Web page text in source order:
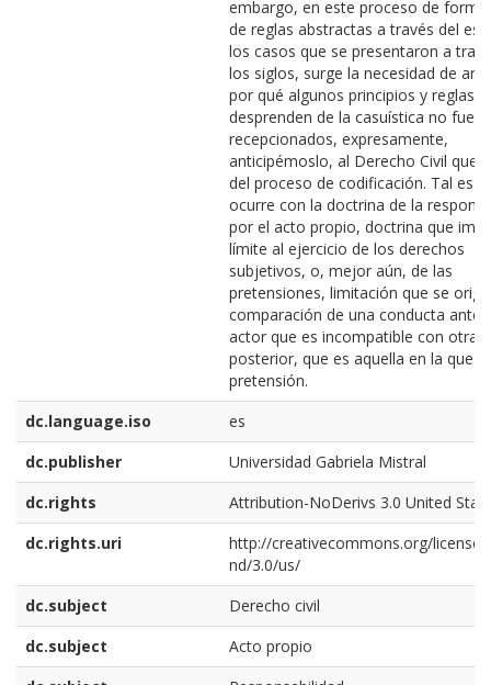
embargo, en este proceso de
de reglas abstractas a través del
los casos que se presentaron a
los siglos, surge la necesidad de
por qué algunos principios y reglas
desprenden de la casuística no
recepcionados, expresamente,
anticipémoslo, al Derecho Civil que
del proceso de codificación. Tal es
ocurre con la doctrina de la
por el acto propio, doctrina que
límite al ejercicio de los derechos
subjetivos, o, mejor aún, de las
pretensiones, limitación que se
comparación de una conducta
actor que es incompatible con otra
posterior, que es aquella en la que
pretensión.
dc.language.iso
es
dc.publisher
Universidad Gabriela Mistral
dc.rights
Attribution-NoDerivs 3.0 United
dc.rights.uri
http://creativecommons.org/
nd/3.0/us/
dc.subject
Derecho civil
dc.subject
Acto propio